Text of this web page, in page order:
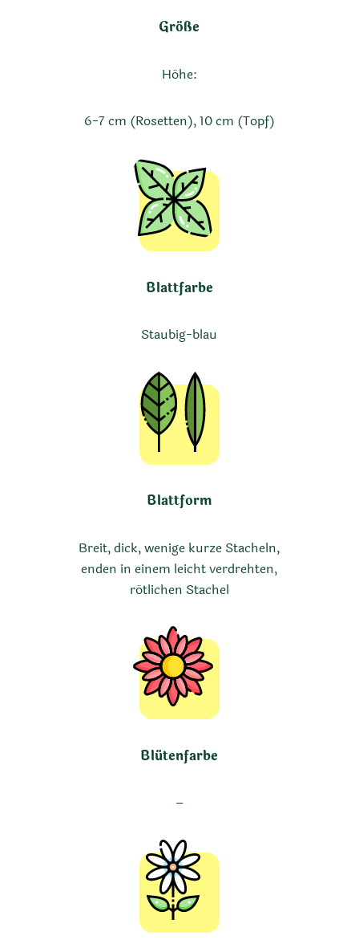
Größe
Höhe:
6-7 cm (Rosetten), 10 cm (Topf)
Blattfarbe
Staubig-blau
Blattform
Breit, dick, wenige kurze Stacheln,
enden in einem leicht verdrehten,
rötlichen Stachel
Blütenfarbe
–